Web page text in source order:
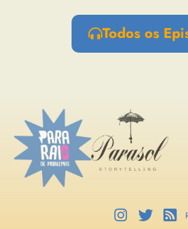
Todos os